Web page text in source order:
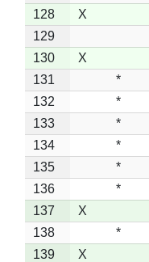
128
X
129
130
X
131
*
132
*
133
*
134
*
135
*
136
*
137
X
138
*
139
X